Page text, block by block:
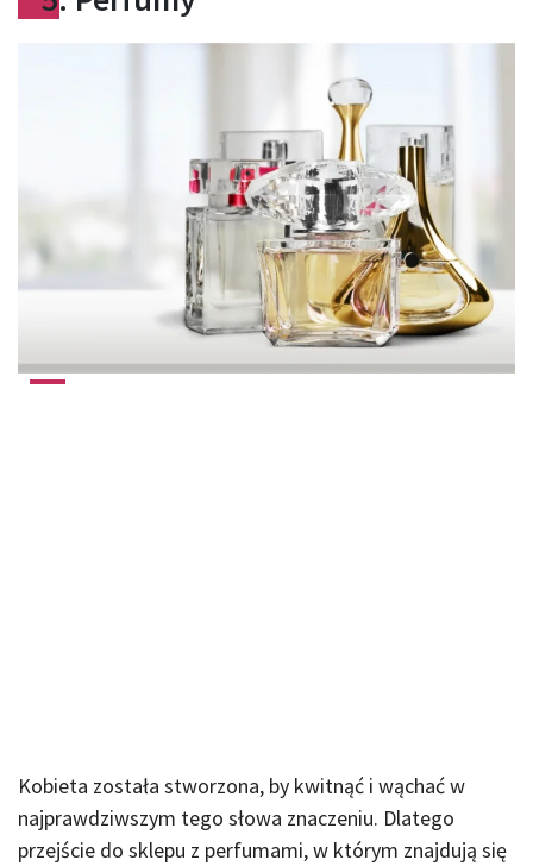
Kobieta została stworzona, by kwitnąć i wąchać w
najprawdziwszym tego słowa znaczeniu. Dlatego
przejście do sklepu z perfumami, w którym znajdują się